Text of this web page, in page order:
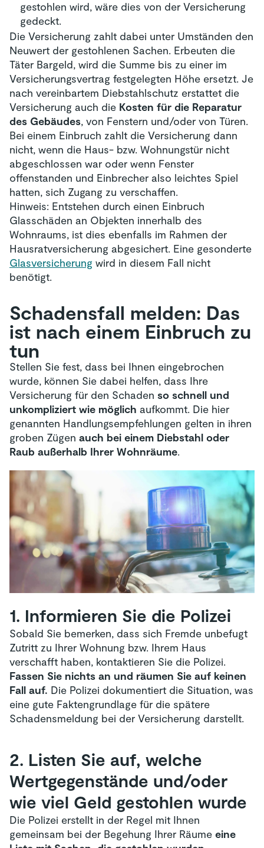
gestohlen wird, wäre dies von der Versicherung
gedeckt.
Die Versicherung zahlt dabei unter Umständen den
Neuwert der gestohlenen Sachen. Erbeuten die
Täter Bargeld, wird die Summe bis zu einer im
Versicherungsvertrag festgelegten Höhe ersetzt. Je
nach vereinbartem Diebstahlschutz erstattet die
Versicherung auch die Kosten für die Reparatur
des Gebäudes, von Fenstern und/oder von Türen.
Bei einem Einbruch zahlt die Versicherung dann
nicht, wenn die Haus- bzw. Wohnungstür nicht
abgeschlossen war oder wenn Fenster
offenstanden und Einbrecher also leichtes Spiel
hatten, sich Zugang zu verschaffen.
Hinweis: Entstehen durch einen Einbruch
Glasschäden an Objekten innerhalb des
Wohnraums, ist dies ebenfalls im Rahmen der
Hausratversicherung abgesichert. Eine gesonderte
Glasversicherung wird in diesem Fall nicht
benötigt.
Schadensfall melden: Das
ist nach einem Einbruch zu
tun
Stellen Sie fest, dass bei Ihnen eingebrochen
wurde, können Sie dabei helfen, dass Ihre
Versicherung für den Schaden so schnell und
unkompliziert wie möglich aufkommt. Die hier
genannten Handlungsempfehlungen gelten in ihren
groben Zügen auch bei einem Diebstahl oder
Raub außerhalb Ihrer Wohnräume.
1. Informieren Sie die Polizei
Sobald Sie bemerken, dass sich Fremde unbefugt
Zutritt zu Ihrer Wohnung bzw. Ihrem Haus
verschafft haben, kontaktieren Sie die Polizei.
Fassen Sie nichts an und räumen Sie auf keinen
Fall auf. Die Polizei dokumentiert die Situation, was
eine gute Faktengrundlage für die spätere
Schadensmeldung bei der Versicherung darstellt.
2. Listen Sie auf, welche
Wertgegenstände und/oder
wie viel Geld gestohlen wurde
Die Polizei erstellt in der Regel mit Ihnen
gemeinsam bei der Begehung Ihrer Räume eine